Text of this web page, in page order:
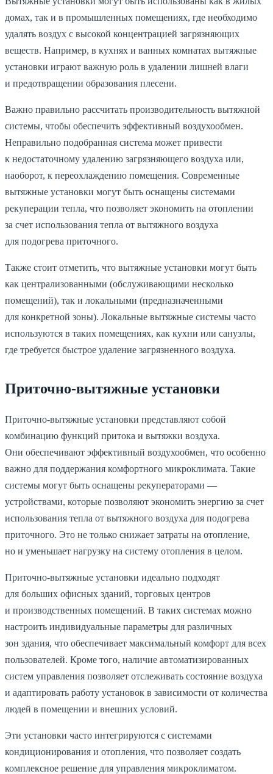
домах, так и в промышленных помещениях, где необходимо
удалять воздух с высокой концентрацией загрязняющих
веществ. Например, в кухнях и ванных комнатах вытяжные
установки играют важную роль в удалении лишней влаги
и предотвращении образования плесени.
Важно правильно рассчитать производительность вытяжной
системы, чтобы обеспечить эффективный воздухообмен.
Неправильно подобранная система может привести
к недостаточному удалению загрязняющего воздуха или,
наоборот, к переохлаждению помещения. Современные
вытяжные установки могут быть оснащены системами
рекуперации тепла, что позволяет экономить на отоплении
за счет использования тепла от вытяжного воздуха
для подогрева приточного.
Также стоит отметить, что вытяжные установки могут быть
как централизованными (обслуживающими несколько
помещений), так и локальными (предназначенными
для конкретной зоны). Локальные вытяжные системы часто
используются в таких помещениях, как кухни или санузлы,
где требуется быстрое удаление загрязненного воздуха.
Приточно-вытяжные установки
Приточно-вытяжные установки представляют собой
комбинацию функций притока и вытяжки воздуха.
Они обеспечивают эффективный воздухообмен, что особенно
важно для поддержания комфортного микроклимата. Такие
системы могут быть оснащены рекуператорами —
устройствами, которые позволяют экономить энергию за счет
использования тепла от вытяжного воздуха для подогрева
приточного. Это не только снижает затраты на отопление,
но и уменьшает нагрузку на систему отопления в целом.
Приточно-вытяжные установки идеально подходят
для больших офисных зданий, торговых центров
и производственных помещений. В таких системах можно
настроить индивидуальные параметры для различных
зон здания, что обеспечивает максимальный комфорт для всех
пользователей. Кроме того, наличие автоматизированных
систем управления позволяет отслеживать состояние воздуха
и адаптировать работу установок в зависимости от количества
людей в помещении и внешних условий.
Эти установки часто интегрируются с системами
кондиционирования и отопления, что позволяет создать
комплексное решение для управления микроклиматом.